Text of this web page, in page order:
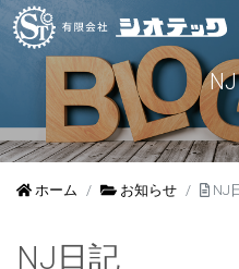
ホーム お知らせ NJ
NJ日記